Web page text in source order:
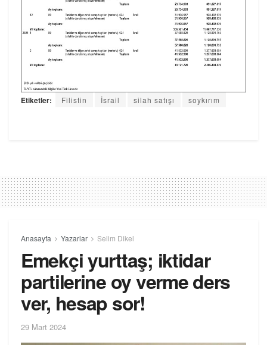
Etiketler: Filistin İsrail silah satışı soykırım
Anasayfa Yazarlar Selim Dikel
Emekçi yurttaş; iktidar
partilerine oy verme ders
ver, hesap sor!
29 Mart 2024